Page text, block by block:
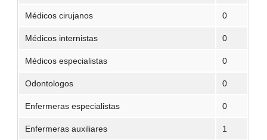
Médicos cirujanos 0
Médicos internistas 0
Médicos especialistas 0
Odontologos 0
Enfermeras especialistas 0
Enfermeras auxiliares 1